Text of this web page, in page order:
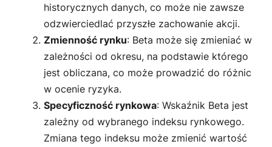
historycznych danych, co może nie zawsze
odzwierciedlać przyszłe zachowanie akcji.
Zmienność rynku: Beta może się zmieniać w
zależności od okresu, na podstawie którego
jest obliczana, co może prowadzić do różnic
w ocenie ryzyka.
Specyficzność rynkowa: Wskaźnik Beta jest
zależny od wybranego indeksu rynkowego.
Zmiana tego indeksu może zmienić wartość